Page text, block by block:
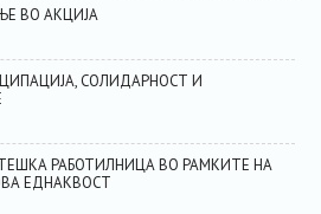
ВО АКЦИЈА
СОЛИДАРНОСТ И
РАБОТИЛНИЦА ВО РАМКИТЕ НА
ЕДНАКВОСТ